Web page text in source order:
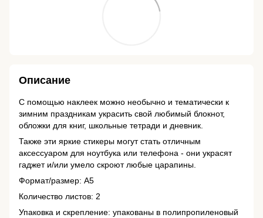
Описание
С помощью наклеек можно необычно и тематически к
зимним праздникам украсить свой любимый блокнот,
обложки для книг, школьные тетради и дневник.
Также эти яркие стикеры могут стать отличным
аксессуаром для ноутбука или телефона - они украсят
гаджет и/или умело скроют любые царапины.
Формат/размер: А5
Количество листов: 2
Упаковка и скрепление: упакованы в полипропиленовый